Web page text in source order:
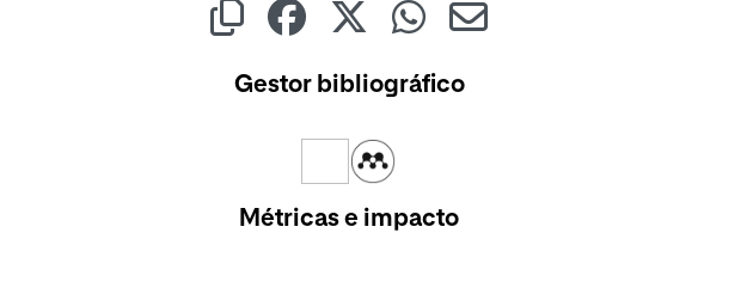
Gestor bibliográfico
Métricas e impacto